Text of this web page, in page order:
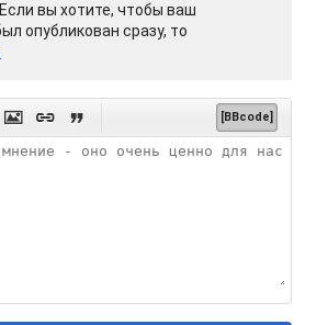
вы хотите, чтобы ваш
опубликован сразу, то
   [BBcode]